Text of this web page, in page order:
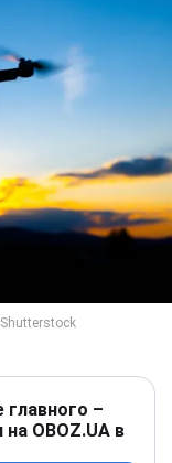
главного –
OBOZ.UA в